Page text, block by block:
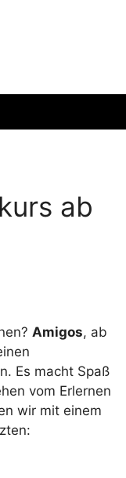
ab
Amigos, ab
Es macht Spaß
vom Erlernen
wir mit einem